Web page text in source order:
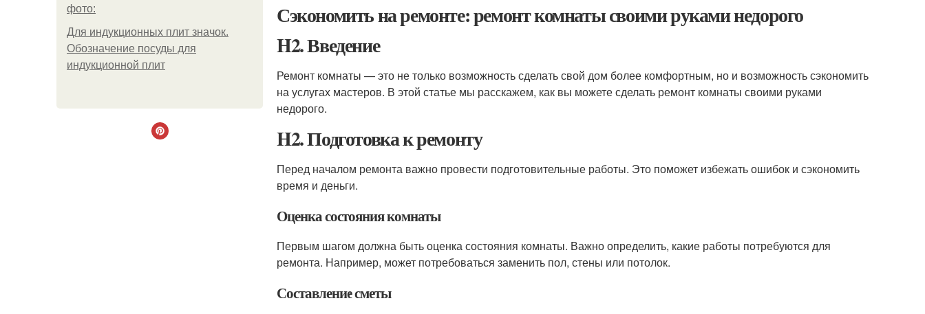
фото:
Для индукционных плит значок.
Обозначение посуды для
индукционной плит
Сэкономить на ремонте: ремонт комнаты своими руками недорого
H2. Введение
Ремонт комнаты — это не только возможность сделать свой дом более комфортным, но и возможность сэкономить
на услугах мастеров. В этой статье мы расскажем, как вы можете сделать ремонт комнаты своими руками
недорого.
H2. Подготовка к ремонту
Перед началом ремонта важно провести подготовительные работы. Это поможет избежать ошибок и сэкономить
время и деньги.
Оценка состояния комнаты
Первым шагом должна быть оценка состояния комнаты. Важно определить, какие работы потребуются для
ремонта. Например, может потребоваться заменить пол, стены или потолок.
Составление сметы